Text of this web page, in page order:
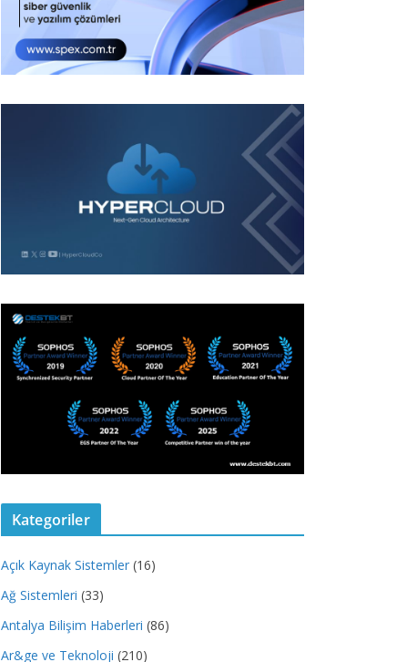
Kategoriler
Açık Kaynak Sistemler (16)
Ağ Sistemleri (33)
Antalya Bilişim Haberleri (86)
Ar&ge ve Teknoloji (210)